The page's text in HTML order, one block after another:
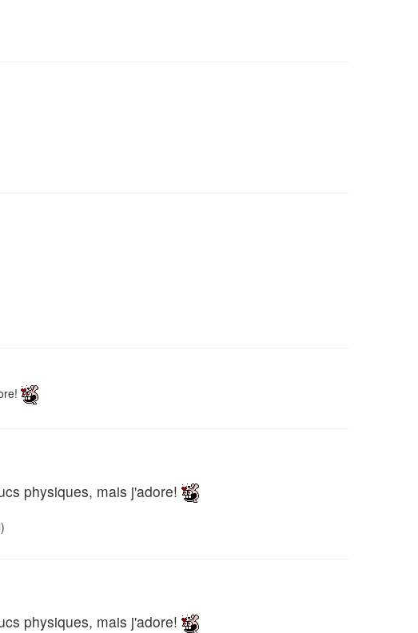
physiques, mais j'adore!
physiques, mais j'adore!